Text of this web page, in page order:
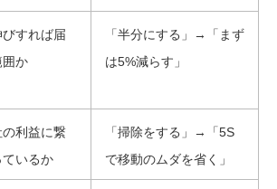
すれば届
囲か
「半分にする」→「まず
は5%減らす」
の利益に繋
ているか
「掃除をする」→「5S
で移動のムダを省く」